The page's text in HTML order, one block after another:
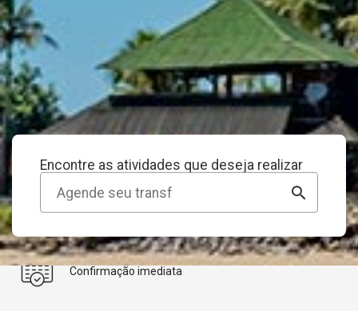
2
Encontre as atividades que deseja realizar
search
Reserva imediata
Confirmação imediata